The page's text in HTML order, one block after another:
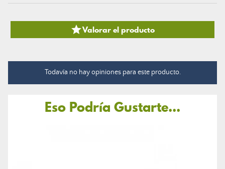
Valorar el producto
Todavía no hay opiniones para este producto.
Eso Podría Gustarte...